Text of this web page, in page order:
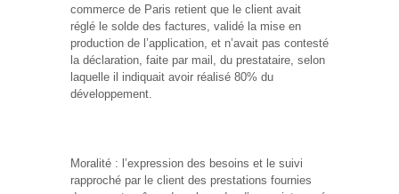
commerce de Paris retient que le client avait
réglé le solde des factures, validé la mise en
production de l’application, et n’avait pas contesté
la déclaration, faite par mail, du prestataire, selon
laquelle il indiquait avoir réalisé 80% du
développement.
Moralité : l’expression des besoins et le suivi
rapproché par le client des prestations fournies